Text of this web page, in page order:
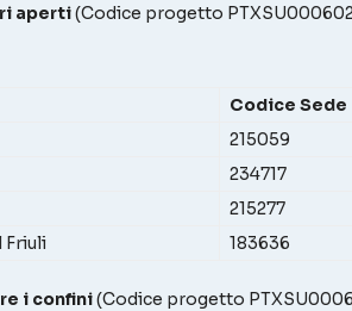
aperti(Codice progetto
Codice Sede
215059
234717
215277
Friuli
183636
i confini(Codice progetto